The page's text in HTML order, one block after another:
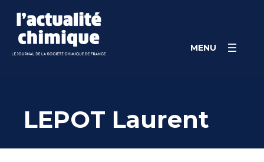
content
MENU
LEPOT Laurent